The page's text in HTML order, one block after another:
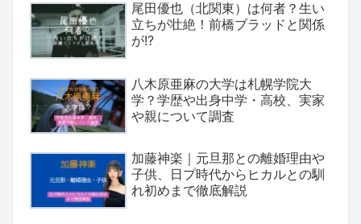
尾田優也（北関東）は何者？生い
立ちが壮絶！前橋ブラッドと関係
が!?
八木原亜麻の大学は札幌学院大
学？学歴や出身中学・高校、実家
や親について調査
加藤神楽｜元旦那との離婚理由や
子供、日プ時代からヒカルとの馴
れ初めまで徹底解説